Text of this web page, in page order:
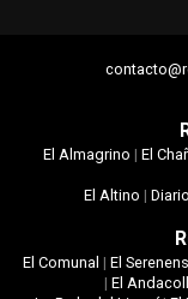
El Almagrino | El
El Altino |
El Comunal | El
| El